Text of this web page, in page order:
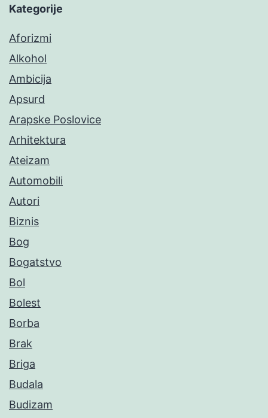
Kategorije
Aforizmi
Alkohol
Ambicija
Apsurd
Arapske Poslovice
Arhitektura
Ateizam
Automobili
Autori
Biznis
Bog
Bogatstvo
Bol
Bolest
Borba
Brak
Briga
Budala
Budizam